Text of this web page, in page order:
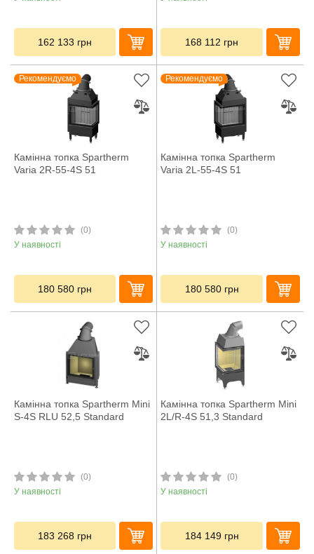
162 133 грн 168 112 грн
Рекомендуємо
Камінна топка Spartherm
Varia 2R-55-4S 51
(0)
У наявності
180 580 грн
Рекомендуємо
Камінна топка Spartherm
Varia 2L-55-4S 51
(0)
У наявності
180 580 грн
Камінна топка Spartherm Mini
S-4S RLU 52,5 Standard
(0)
У наявності
183 268 грн
Камінна топка Spartherm Mini
2L/R-4S 51,3 Standard
(0)
У наявності
184 149 грн